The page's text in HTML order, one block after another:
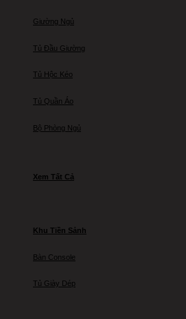
Giường Ngủ
Tủ Đầu Giường
Tủ Hộc Kéo
Tủ Quần Áo
Bộ Phòng Ngủ
Xem Tất Cả
Khu Tiền Sảnh
Bàn Console
Tủ Giày Dép